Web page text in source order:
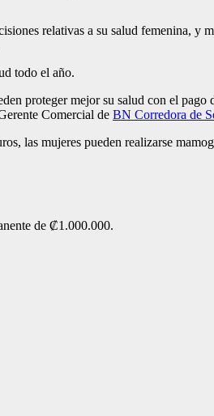
relativas a su salud femenina, y
todo el año.
proteger mejor su salud con el pago
Comercial de BN Corredora de
las mujeres pueden realizarse
de ₡1.000.000.